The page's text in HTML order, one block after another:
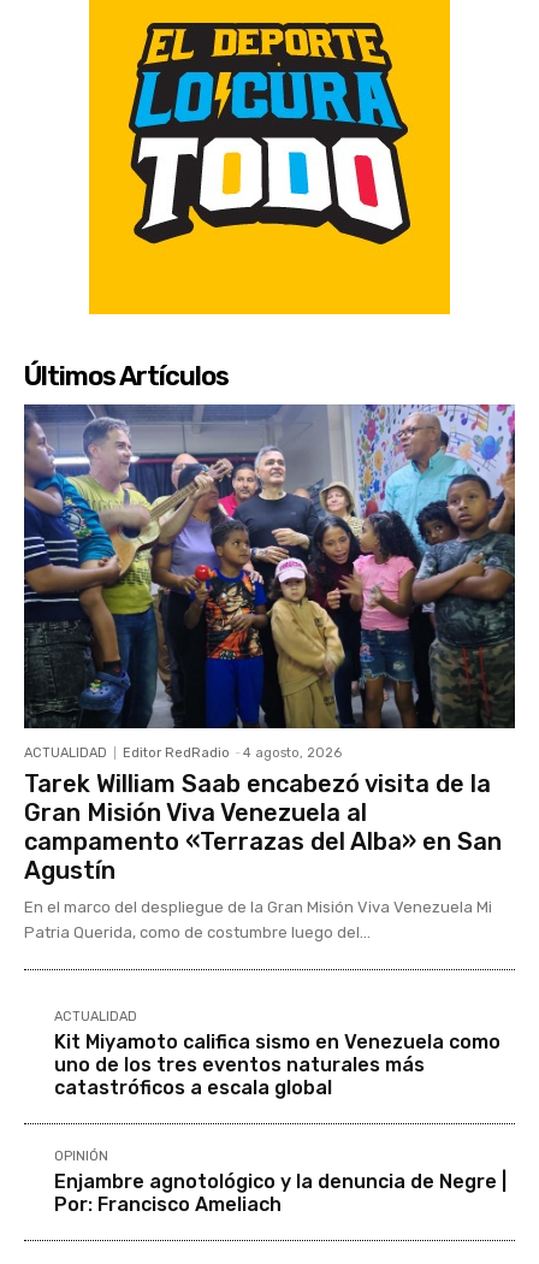
Últimos Artículos
ACTUALIDAD Editor RedRadio - 4 agosto, 2026
Tarek William Saab encabezó visita de la
Gran Misión Viva Venezuela al
campamento «Terrazas del Alba» en San
Agustín
En el marco del despliegue de la Gran Misión Viva Venezuela Mi
Patria Querida, como de costumbre luego del...
ACTUALIDAD
Kit Miyamoto califica sismo en Venezuela como
uno de los tres eventos naturales más
catastróficos a escala global
OPINIÓN
Enjambre agnotológico y la denuncia de Negre |
Por: Francisco Ameliach